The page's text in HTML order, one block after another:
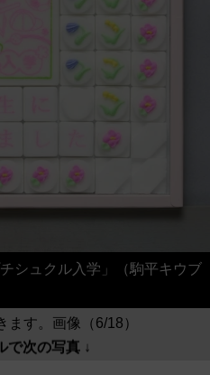
シュクル入学」（駒平キウブ
ます。画像（6/18）
で次の写真 ↓